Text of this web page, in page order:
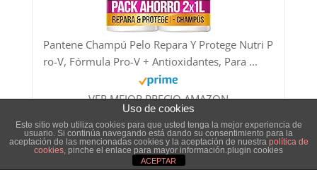
Pantene Champú Pelo Repara Y Protege Nutri P
ro-V, Fórmula Pro-V + Antioxidantes, Para ...
VER MEJOR PRECIO AMAZON
DESCUENTO 9,51 EUR
BESTSELLER NO. 3
Uso de cookies
Este sitio web utiliza cookies para que usted tenga la mejor experiencia de
usuario. Si continúa navegando está dando su consentimiento para la
aceptación de las mencionadas cookies y la aceptación de nuestra política de
cookies, pinche el enlace para mayor información.plugin cookies
ACEPTAR